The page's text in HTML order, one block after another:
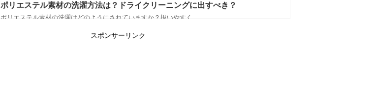
ポリエステル素材の洗濯方法は？ドライクリーニングに出すべき？
ポリエステル素材の洗濯はどのようにされていますか？扱いやすく...
スポンサーリンク